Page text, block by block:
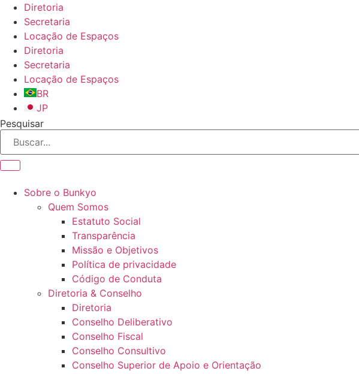
para
conteúdo
Diretoria
Secretaria
Locação de Espaços
Diretoria
Secretaria
Locação de Espaços
BR
JP
Pesquisar
Sobre o Bunkyo
Quem Somos
Estatuto Social
Transparência
Missão e Objetivos
Política de privacidade
Código de Conduta
Diretoria & Conselho
Diretoria
Conselho Deliberativo
Conselho Fiscal
Conselho Consultivo
Conselho Superior de Apoio e Orientação